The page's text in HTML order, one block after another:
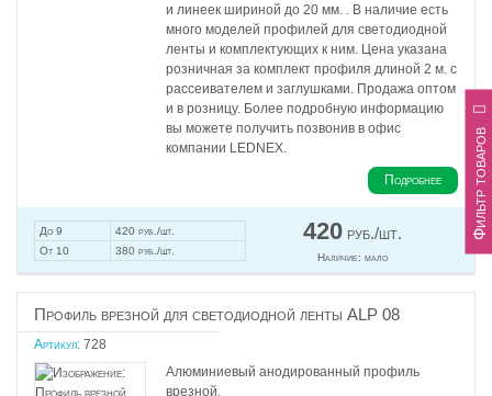
и линеек шириной до 20 мм. . В наличие есть
много моделей профилей для светодиодной
ленты и комплектующих к ним. Цена указана
розничная за комплект профиля длиной 2 м. с
рассеивателем и заглушками. Продажа оптом
и в розницу. Более подробную информацию
вы можете получить позвонив в офис
компании LEDNEX.
Подробнее
420руб./шт.
До 9
420 руб./шт.
От 10
380 руб./шт.
Наличие: мало
Профиль врезной для светодиодной ленты ALP 08
Артикул: 728
Алюминиевый анодированный профиль
врезной.
Фильтр товаров